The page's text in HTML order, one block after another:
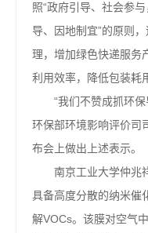
照“政府引导、社会参
导、因地制宜”的原则
理，增加绿色快递服务
利用效率，降低包装耗
“我们不赞成抓环保
环保部环境影响评价司
布会上做出上述表示。
南京工业大学仲兆祥
具备高度分散的纳米催
解VOCs。该膜对空气